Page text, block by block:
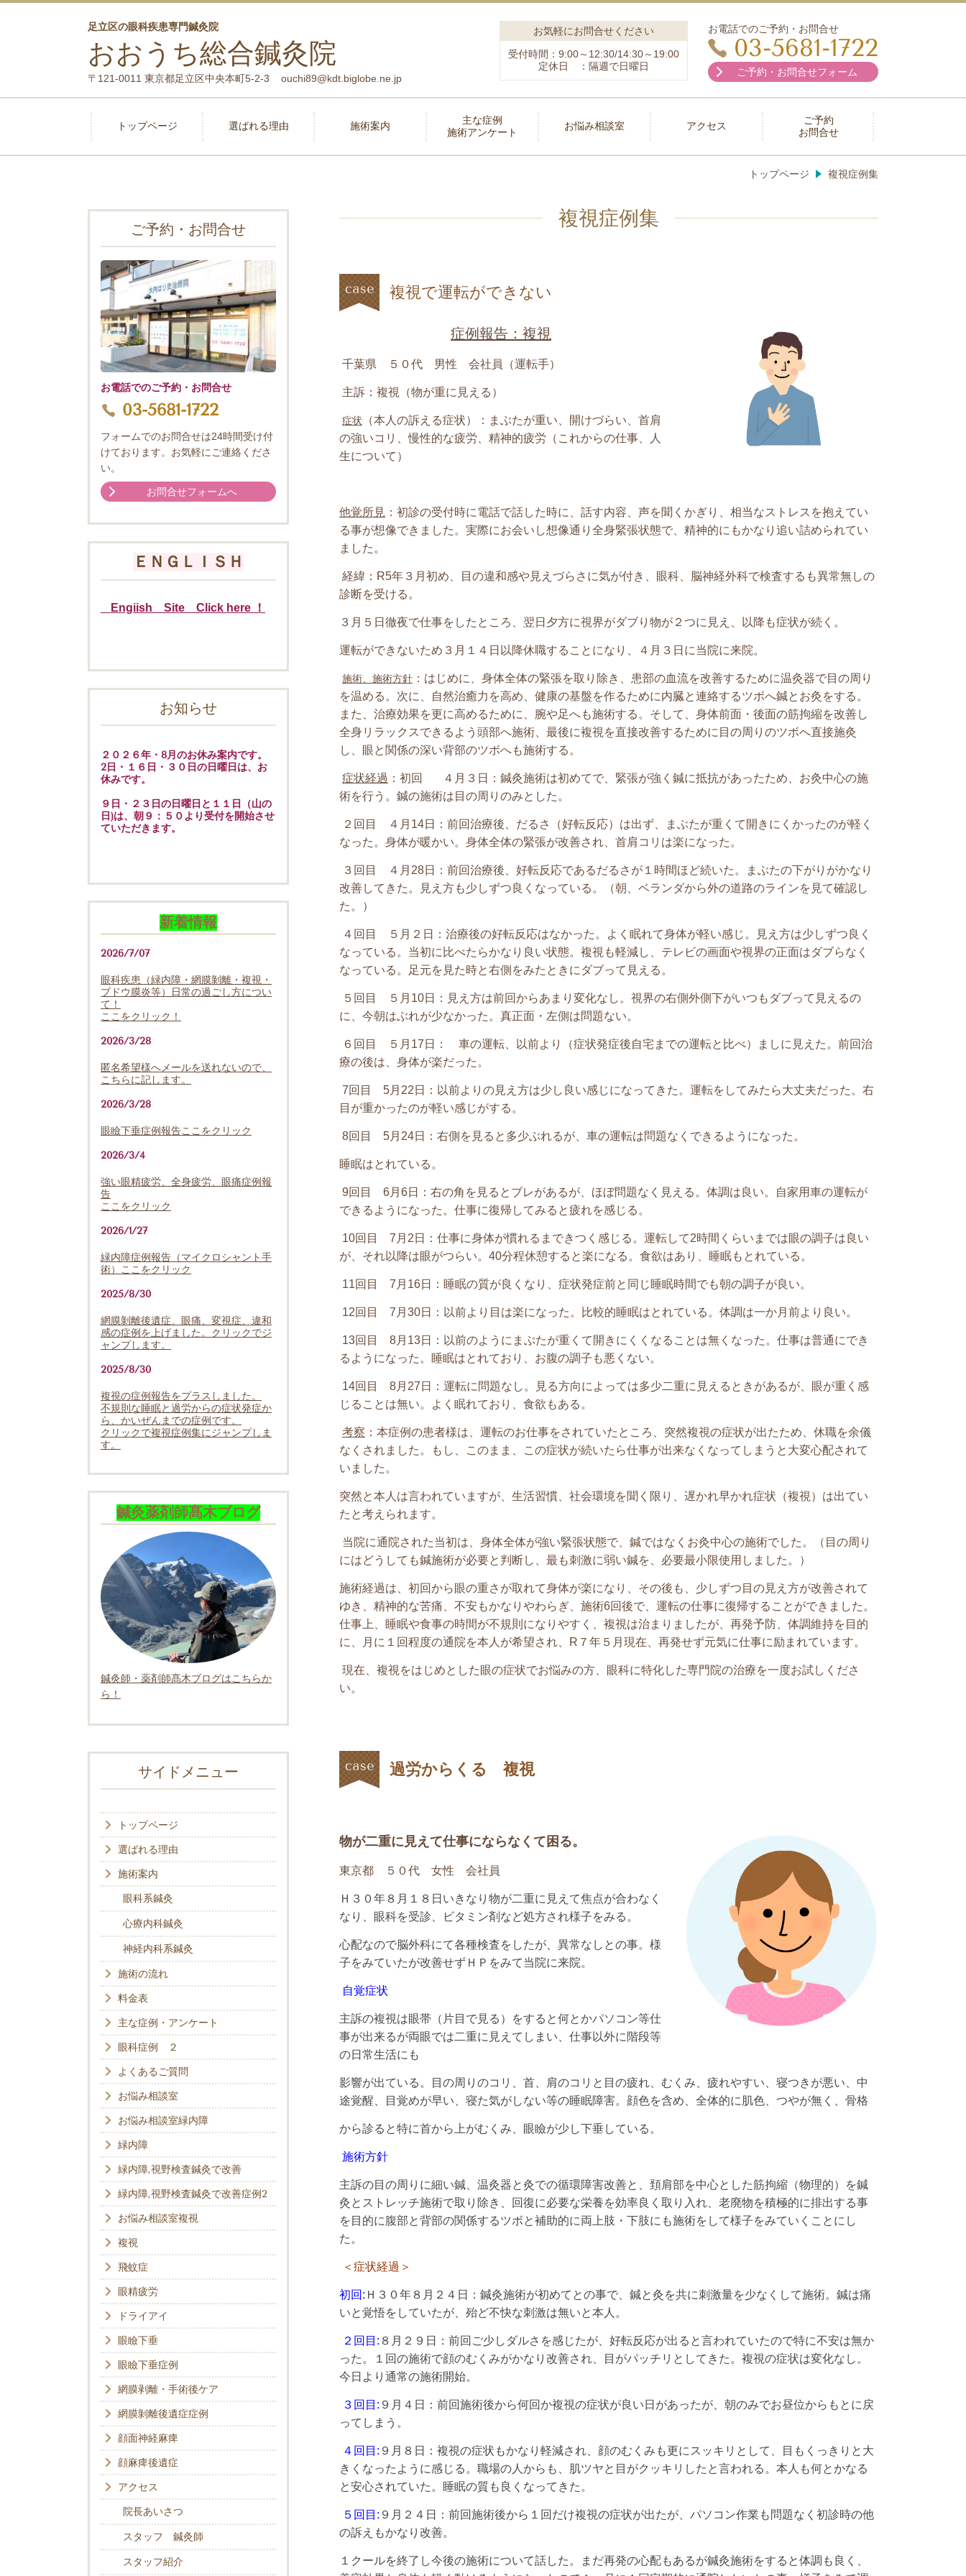
足立区の眼科疾患専門鍼灸院
おおうち総合鍼灸院
〒121-0011 東京都足立区中央本町5-2-3 ouchi89@kdt.biglobe.ne.jp
お気軽にお問合せください
受付時間：9:00～12:30/14:30～19:00
定休日 ：隔週で日曜日
お電話でのご予約・お問合せ
03-5681-1722
ご予約・お問合せフォーム
トップページ 選ばれる理由 施術案内
主な症例
施術アンケート
お悩み相談室 アクセス
ご予約
お問合せ
トップページ 複視症例集
複視症例集
複視で運転ができない
症例報告：複視
千葉県 ５０代 男性 会社員（運転手）
主訴：複視（物が重に見える）
症状 （本人の訴える症状）：まぶたが重い、開けづらい、首肩
の強いコリ、慢性的な疲労、精神的疲労（これからの仕事、人
生について）
他覚所見 ：初診の受付時に電話で話した時に、話す内容、声を聞くかぎり、相当なストレスを抱えてい
る事が想像できました。実際にお会いし想像通り全身緊張状態で、精神的にもかなり追い詰められてい
ました。
経緯：R5年３月初め、目の違和感や見えづらさに気が付き、眼科、脳神経外科で検査するも異常無しの
診断を受ける。
３月５日徹夜で仕事をしたところ、翌日夕方に視界がダブり物が２つに見え、以降も症状が続く。
運転ができないため３月１４日以降休職することになり、４月３日に当院に来院。
施術、施術方針 ：はじめに、身体全体の緊張を取り除き、患部の血流を改善するために温灸器で目の周り
を温める。次に、自然治癒力を高め、健康の基盤を作るために内臓と連絡するツボへ鍼とお灸をする。
また、治療効果を更に高めるために、腕や足へも施術する。そして、身体前面・後面の筋拘縮を改善し
全身リラックスできるよう頭部へ施術、最後に複視を直接改善するために目の周りのツボへ直接施灸
し、眼と関係の深い背部のツボへも施術する。
症状経過 ：初回 ４月３日：鍼灸施術は初めてで、緊張が強く鍼に抵抗があったため、お灸中心の施
術を行う。鍼の施術は目の周りのみとした。
２回目 ４月14日：前回治療後、だるさ（好転反応）は出ず、まぶたが重くて開きにくかったのが軽く
なった。身体が暖かい。身体全体の緊張が改善され、首肩コリは楽になった。
３回目 ４月28日：前回治療後、好転反応であるだるさが１時間ほど続いた。まぶたの下がりがかなり
改善してきた。見え方も少しずつ良くなっている。（朝、ベランダから外の道路のラインを見て確認し
た。）
４回目 ５月２日：治療後の好転反応はなかった。よく眠れて身体が軽い感じ。見え方は少しずつ良く
なっている。当初に比べたらかなり良い状態。複視も軽減し、テレビの画面や視界の正面はダブらなく
なっている。足元を見た時と右側をみたときにダブって見える。
５回目 ５月10日：見え方は前回からあまり変化なし。視界の右側外側下がいつもダブって見えるの
に、今朝はぶれが少なかった。真正面・左側は問題ない。
６回目 ５月17日： 車の運転、以前より（症状発症後自宅までの運転と比べ）ましに見えた。前回治
療の後は、身体が楽だった。
7回目 5月22日：以前よりの見え方は少し良い感じになってきた。運転をしてみたら大丈夫だった。右
目が重かったのが軽い感じがする。
8回目 5月24日：右側を見ると多少ぶれるが、車の運転は問題なくできるようになった。
睡眠はとれている。
9回目 6月6日：右の角を見るとブレがあるが、ほぼ問題なく見える。体調は良い。自家用車の運転が
できるようになった。仕事に復帰してみると疲れを感じる。
10回目 7月2日：仕事に身体が慣れるまできつく感じる。運転して2時間くらいまでは眼の調子は良い
が、それ以降は眼がつらい。40分程休憩すると楽になる。食欲はあり、睡眠もとれている。
11回目 7月16日：睡眠の質が良くなり、症状発症前と同じ睡眠時間でも朝の調子が良い。
12回目 7月30日：以前より目は楽になった。比較的睡眠はとれている。体調は一か月前より良い。
13回目 8月13日：以前のようにまぶたが重くて開きにくくなることは無くなった。仕事は普通にでき
るようになった。睡眠はとれており、お腹の調子も悪くない。
14回目 8月27日：運転に問題なし。見る方向によっては多少二重に見えるときがあるが、眼が重く感
じることは無い。よく眠れており、食欲もある。
考察 ：本症例の患者様は、運転のお仕事をされていたところ、突然複視の症状が出たため、休職を余儀
なくされました。もし、このまま、この症状が続いたら仕事が出来なくなってしまうと大変心配されて
いました。
突然と本人は言われていますが、生活習慣、社会環境を聞く限り、遅かれ早かれ症状（複視）は出てい
たと考えられます。
当院に通院された当初は、身体全体が強い緊張状態で、鍼ではなくお灸中心の施術でした。（目の周り
にはどうしても鍼施術が必要と判断し、最も刺激に弱い鍼を、必要最小限使用しました。）
施術経過は、初回から眼の重さが取れて身体が楽になり、その後も、少しずつ目の見え方が改善されて
ゆき、精神的な苦痛、不安もかなりやわらぎ、施術6回後で、運転の仕事に復帰することができました。
仕事上、睡眠や食事の時間が不規則になりやすく、複視は治まりましたが、再発予防、体調維持を目的
に、月に１回程度の通院を本人が希望され、
R ７年５月現在、再発せず元気に仕事に励まれています。
現在、複視をはじめとした眼の症状でお悩みの方、眼科に特化した専門院の治療を一度お試しくださ
い。
過労からくる 複視
物が二重に見えて仕事にならなくて困る。
東京都 ５０代 女性 会社員
Ｈ３０年８月１８日いきなり物が二重に見えて焦点が合わなく
なり、眼科を受診、ビタミン剤など処方され様子をみる。
心配なので脳外科にて各種検査をしたが、異常なしとの事。様
子をみていたが改善せずＨＰをみて当院に来院。
自覚症状
主訴の複視は眼帯（片目で見る）をすると何とかパソコン等仕
事が出来るが両眼では二重に見えてしまい、仕事以外に階段等
の日常生活にも
影響が出ている。目の周りのコリ、首、肩のコリと目の疲れ、むくみ、疲れやすい、寝つきが悪い、中
途覚醒、目覚めが早い、寝た気がしない等の睡眠障害。 顔色を含め、全体的に肌色、つやが無く、骨格
から診ると特に首から上がむくみ、眼瞼が少し下垂している。
施術方針
主訴の目の周りに細い鍼、温灸器と灸での循環障害改善と、頚肩部を中心とした筋拘縮（物理的）を鍼
灸とストレッチ施術で取り除き、回復に必要な栄養を効率良く取り入れ、老廃物を積極的に排出する事
を目的に腹部と背部の関係するツボと補助的に両上肢・下肢にも施術をして様子をみていくことにし
た。
＜症状経過＞
初回 : Ｈ３０年８月２４日：鍼灸施術が初めてとの事で、鍼と灸を共に刺激量を少なくして施術。鍼は痛
いと覚悟をしていたが、殆ど不快な刺激は無いと本人。
２回目 : ８月２９日：前回ご少しダルさを感じたが、好転反応が出ると言われていたので特に不安は無か
った。１回の施術で顔のむくみがかなり改善され、目がパッチリとしてきた。複視の症状は変化なし。
今日より通常の施術開始。
３回目 : ９月４日：前回施術後から何回か複視の症状が良い日があったが、朝のみでお昼位からもとに戻
ってしまう。
４回目 : ９月８日：複視の症状もかなり軽減され、顔のむくみも更にスッキリとして、目もくっきりと大
きくなったように感じる。職場の人からも、肌ツヤと目がクッキリしたと言われる。本人も何とかなる
と安心されていた。睡眠の質も良くなってきた。
５回目 : ９月２４日：前回施術後から１回だけ複視の症状が出たが、パソコン作業も問題なく初診時の他
の訴えもかなり改善。
１クールを終了し今後の施術について話した。まだ再発の心配もあるが鍼灸施術をすると体調も良く、
ご予約・お問合せ
お電話でのご予約・お問合せ
03-5681-1722
フォームでのお問合せは24時間受け付
けております。お気軽にご連絡くださ
い。
お問合せフォームへ
ＥＮＧＬＩＳＨ
Engiish Site Click here ！
お知らせ
２０２６年・8月のお休み案内です。
2日・１６日・３０日の日曜日は、お
休みです。
９日・２３日の日曜日と１１日（山の
日)は、朝９：５０より受付を開始させ
ていただきます。
新着情報
2026/7/07
眼科疾患（緑内障・網膜剝離・複視・
ブドウ膜炎等）日常の過ごし方につい
て！
ここをクリック！
2026/3/28
匿名希望様へメールを送れないので、
こちらに記します。
2026/3/28
眼瞼下垂症例報告ここをクリック
2026/3/4
強い眼精疲労、全身疲労、眼痛症例報
告
ここをクリック
2026/1/27
緑内障症例報告（マイクロシャント手
術）ここをクリック
2025/8/30
網膜剝離後遺症、眼痛、変視症、違和
感の症例を上げました。クリックでジ
ャンプします。
2025/8/30
複視の症例報告をプラスしました。
不規則な睡眠と過労からの症状発症か
ら、かいぜんまでの症例です。
クリックで複視症例集にジャンプしま
す。
鍼灸薬剤師髙木ブログ
鍼灸師・薬剤師髙木ブログはこちらか
ら！
サイドメニュー
トップページ
選ばれる理由
施術案内
眼科系鍼灸
心療内科鍼灸
神経内科系鍼灸
施術の流れ
料金表
主な症例・アンケート
眼科症例 ２
よくあるご質問
お悩み相談室
お悩み相談室緑内障
緑内障
緑内障,視野検査鍼灸で改善
緑内障,視野検査鍼灸で改善症例2
お悩み相談室複視
複視
飛蚊症
眼精疲労
ドライアイ
眼瞼下垂
眼瞼下垂症例
網膜剥離・手術後ケア
網膜剝離後遺症症例
顔面神経麻痺
顔麻痺後遺症
アクセス
院長あいさつ
スタッフ 鍼灸師
スタッフ紹介